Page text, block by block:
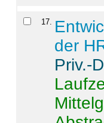
17
der
Priv.-